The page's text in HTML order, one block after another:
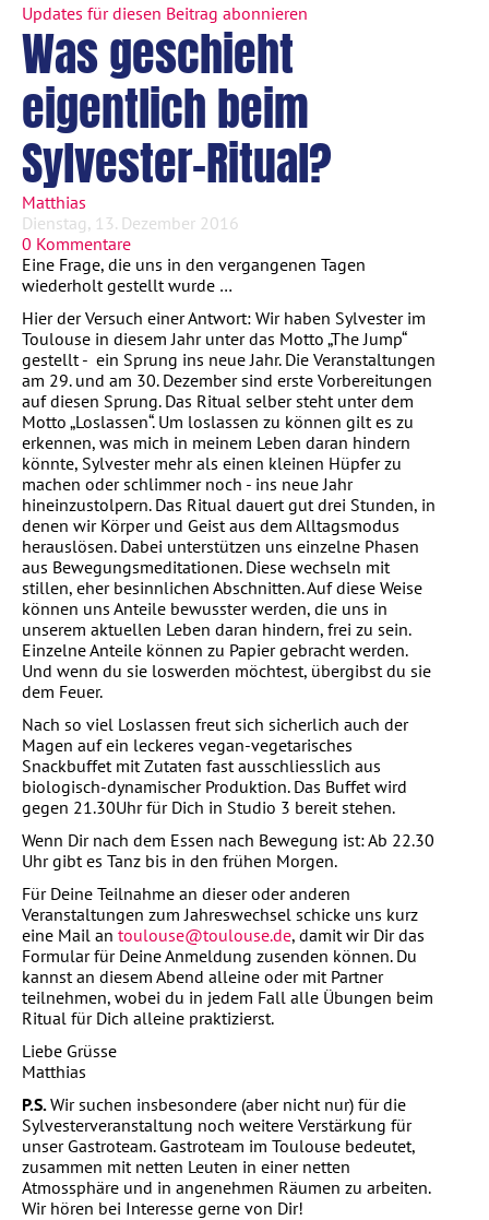
Updates für diesen Beitrag abonnieren
Was geschieht
eigentlich beim
Sylvester-Ritual?
Matthias
Dienstag, 13. Dezember 2016
0 Kommentare
Eine Frage, die uns in den vergangenen Tagen
wiederholt gestellt wurde …
Hier der Versuch einer Antwort: Wir haben Sylvester im
Toulouse in diesem Jahr unter das Motto „The Jump“
gestellt - ein Sprung ins neue Jahr. Die Veranstaltungen
am 29. und am 30. Dezember sind erste Vorbereitungen
auf diesen Sprung. Das Ritual selber steht unter dem
Motto „Loslassen“. Um loslassen zu können gilt es zu
erkennen, was mich in meinem Leben daran hindern
könnte, Sylvester mehr als einen kleinen Hüpfer zu
machen oder schlimmer noch - ins neue Jahr
hineinzustolpern. Das Ritual dauert gut drei Stunden, in
denen wir Körper und Geist aus dem Alltagsmodus
herauslösen. Dabei unterstützen uns einzelne Phasen
aus Bewegungsmeditationen. Diese wechseln mit
stillen, eher besinnlichen Abschnitten. Auf diese Weise
können uns Anteile bewusster werden, die uns in
unserem aktuellen Leben daran hindern, frei zu sein.
Einzelne Anteile können zu Papier gebracht werden.
Und wenn du sie loswerden möchtest, übergibst du sie
dem Feuer.
Nach so viel Loslassen freut sich sicherlich auch der
Magen auf ein leckeres vegan-vegetarisches
Snackbuffet mit Zutaten fast ausschliesslich aus
biologisch-dynamischer Produktion. Das Buffet wird
gegen 21.30Uhr für Dich in Studio 3 bereit stehen.
Wenn Dir nach dem Essen nach Bewegung ist: Ab 22.30
Uhr gibt es Tanz bis in den frühen Morgen.
Für Deine Teilnahme an dieser oder anderen
Veranstaltungen zum Jahreswechsel schicke uns kurz
eine Mail an toulouse@toulouse.de, damit wir Dir das
Formular für Deine Anmeldung zusenden können. Du
kannst an diesem Abend alleine oder mit Partner
teilnehmen, wobei du in jedem Fall alle Übungen beim
Ritual für Dich alleine praktizierst.
Liebe Grüsse
Matthias
P.S.Wir suchen insbesondere (aber nicht nur) für die
Sylvesterveranstaltung noch weitere Verstärkung für
unser Gastroteam. Gastroteam im Toulouse bedeutet,
zusammen mit netten Leuten in einer netten
Atmossphäre und in angenehmen Räumen zu arbeiten.
Wir hören bei Interesse gerne von Dir!